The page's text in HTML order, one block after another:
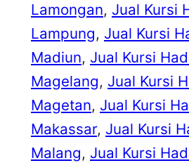
Lamongan, Jual Kursi
Lampung, Jual Kursi
Madiun, Jual Kursi
Magelang, Jual Kursi
Magetan, Jual Kursi
Makassar, Jual Kursi
Malang, Jual Kursi